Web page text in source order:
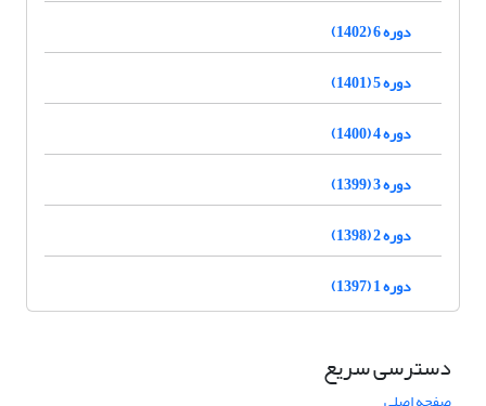
دوره 6 (1402)
دوره 5 (1401)
دوره 4 (1400)
دوره 3 (1399)
دوره 2 (1398)
دوره 1 (1397)
دسترسی سریع